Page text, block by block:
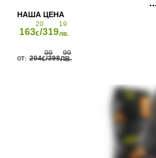
163
20
€/319
19
лв.
204
00
€/398
99
ЛВ.